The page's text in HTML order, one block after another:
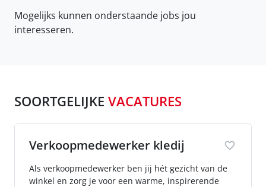
Mogelijks kunnen onderstaande jobs jou
interesseren.
SOORTGELIJKE VACATURES
Verkoopmedewerker kledij
Als verkoopmedewerker ben jij hét gezicht van de
winkel en zorg je voor een warme, inspirerende